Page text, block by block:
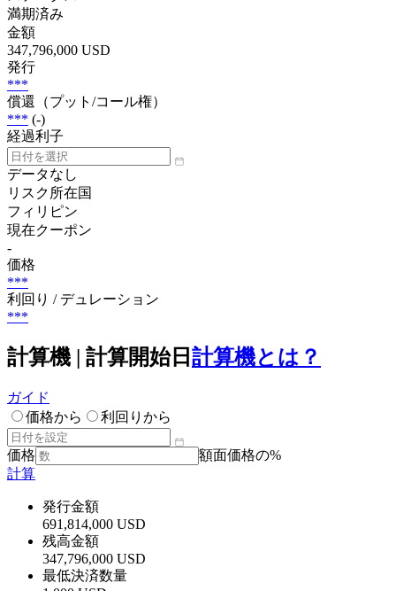
満期済み
金額
347,796,000 USD
発行
***
償還（プット/コール権）
*** (-)
経過利子
データなし
リスク所在国
フィリピン
現在クーポン
-
価格
***
利回り / デュレーション
***
計算機 | 計算開始日 計算機とは？
ガイド
価格から
利回りから
価格
額面価格の%
計算
発行金額
691,814,000 USD
残高金額
347,796,000 USD
最低決済数量